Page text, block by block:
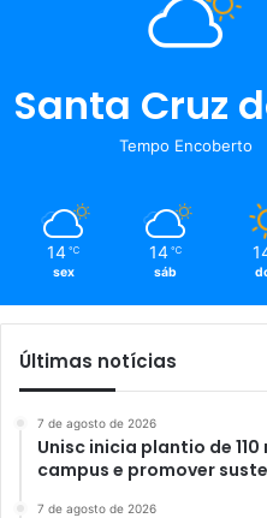
Santa Cruz
Tempo Encoberto
14 ℃
sex
14 ℃
sáb
Últimas notícias
7 de agosto de 2026
Unisc inicia plantio de
campus e promover
7 de agosto de 2026